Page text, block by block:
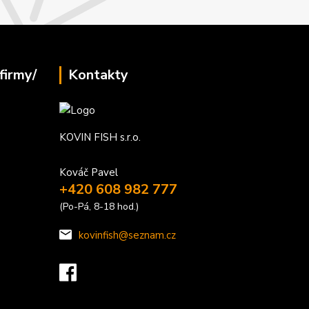
Kontakty
KOVIN FISH s.r.o.
Kováč Pavel
+420 608 982 777
(Po-Pá, 8-18 hod.)
kovinfish@seznam.cz